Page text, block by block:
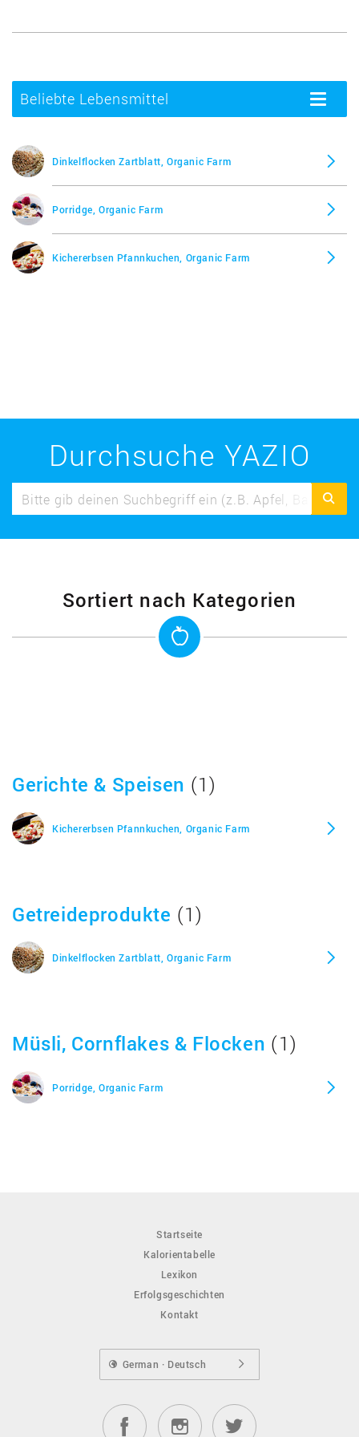
Beliebte Lebensmittel
Toggle
Dinkelflocken Zartblatt, Organic Farm
Porridge, Organic Farm
Kichererbsen Pfannkuchen, Organic Farm
Durchsuche YAZIO
Sortiert nach Kategorien
Gerichte & Speisen (1)
Kichererbsen Pfannkuchen, Organic Farm
Getreideprodukte (1)
Dinkelflocken Zartblatt, Organic Farm
Müsli, Cornflakes & Flocken (1)
Porridge, Organic Farm
Startseite
Kalorientabelle
Lexikon
Erfolgsgeschichten
Kontakt
German · Deutsch